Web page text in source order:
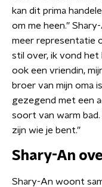
kan dit prima
om me heen.”
meer representatie
stil over, ik vond het
ook een vriendin,
broer van mijn oma
gezegend met een
soort van warm bad.
zijn wie je bent.”
Shary-An
Shary-An woont